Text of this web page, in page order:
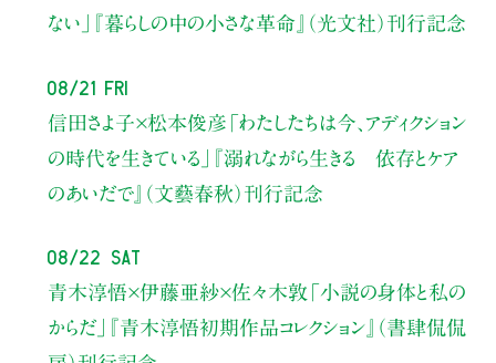
ない」
『暮らしの中の小さな革命』（光文社）刊行記念
08/21 Fri
信田さよ子×松本俊彦 「わたしたちは今、アディクション
の時代を生きている」
『溺れながら生きる 依存とケア
のあいだで』（文藝春秋）刊行記念
08/22 Sat
青木淳悟×伊藤亜紗×佐々木敦 「小説の身体と私の
からだ」
『青木淳悟初期作品コレクション』（書肆侃侃